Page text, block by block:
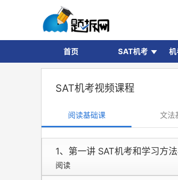
首页 SAT机考
SAT机考视频课程
阅读基础课 文法
1、第一讲 SAT机考和学习方
阅读